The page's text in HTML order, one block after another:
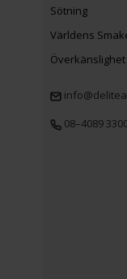
Sötning
Världens
Överkänslighet
08–4089